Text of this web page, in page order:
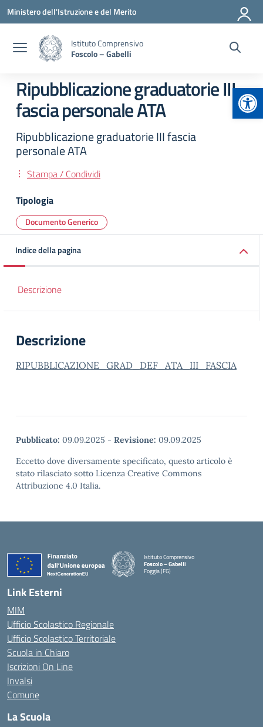
Vai ai contenuti
Vai al menu di navigazione
Vai al footer
Ministero dell'Istruzione e del Merito
Istituto Comprensivo
Foscolo – Gabelli
Ripubblicazione graduatorie III
fascia personale ATA
Ripubblicazione graduatorie III fascia
personale ATA
Stampa / Condividi
Tipologia
Documento Generico
Indice della pagina
Descrizione
Descrizione
RIPUBBLICAZIONE_GRAD_DEF_ATA_III_FASCIA
Pubblicato: 09.09.2025 - Revisione: 09.09.2025
Eccetto dove diversamente specificato, questo articolo è
stato rilasciato sotto Licenza Creative Commons
Attribuzione 4.0 Italia.
Istituto Comprensivo
Foscolo – Gabelli
Foggia (FG)
— Visita la pagina iniziale della scuola
Link Esterni
MIM
Ufficio Scolastico Regionale
Ufficio Scolastico Territoriale
Scuola in Chiaro
Iscrizioni On Line
Invalsi
Comune
La Scuola